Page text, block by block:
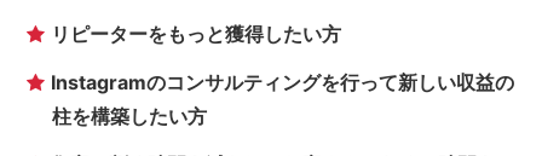
リピーターをもっと獲得したい方
Instagramのコンサルティングを行って新しい収益の
柱を構築したい方